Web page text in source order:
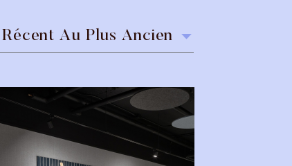
Au Plus Ancien